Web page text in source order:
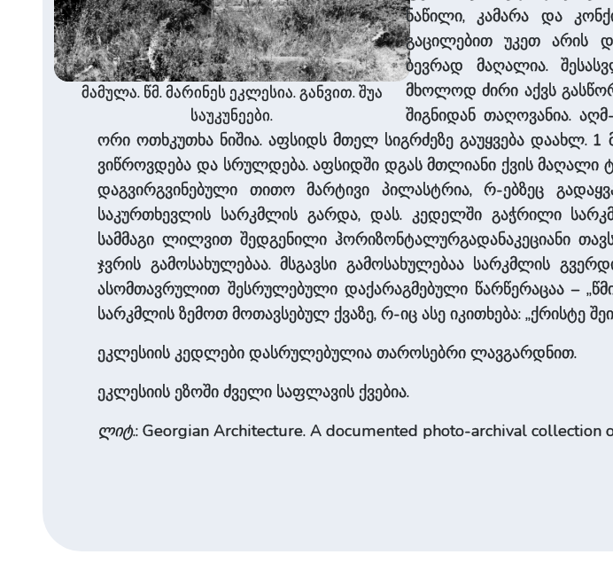
მამულა. წმ. მარინეს ეკლესია. განვით. შუა
საუკუნეები.
ნაწილი, კამარა და
გაცილებით უკეთ არის
ბევრად მაღალია.
მხოლოდ ძირი აქვს
შიგნიდან თაღოვანია.
ორი ოთხკუთხა ნიშია. აფსიდს მთელ სიგრძეზე გაუყვება დაახლ.
ვიწროვდება და სრულდება. აფსიდში დგას მთლიანი ქვის
დაგვირგვინებული თითო მარტივი პილასტრია, რ-ებზეც
საკურთხევლის სარკმლის გარდა, დას. კედელში გაჭრილი
სამმაგი ლილვით შედგენილი ჰორიზონტალურგადანაკეციანი
ჯვრის გამოსახულებაა. მსგავსი გამოსახულებაა სარკმლის
ასომთავრულით შესრულებული დაქარაგმებული წარწერაცაა –
სარკმლის ზემოთ მოთავსებულ ქვაზე, რ-იც ასე იკითხება: „ქრისტე
ეკლესიის კედლები დასრულებულია თაროსებრი ლავგარდნით.
ეკლესიის ეზოში ძველი საფლავის ქვებია.
ლიტ.: Georgian Architecture. A documented photo-archival collection